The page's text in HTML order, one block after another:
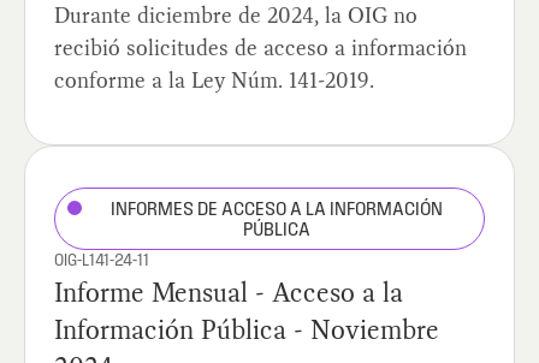
Durante diciembre de 2024, la OIG no
recibió solicitudes de acceso a información
conforme a la Ley Núm. 141-2019.
INFORMES DE ACCESO A LA INFORMACIÓN
PÚBLICA
OIG-L141-24-11
Informe Mensual - Acceso a la
Información Pública - Noviembre